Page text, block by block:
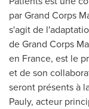
par Grand Corps
s'agit de
de Grand Corps
en France, est le
et de son
seront présents à
Pauly, acteur